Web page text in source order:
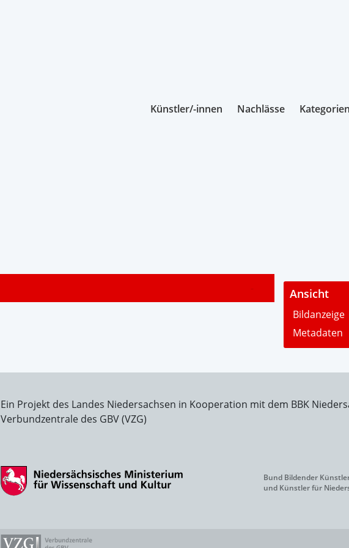
Künstler/-innen Nachlässe Kategorien
- Ansicht
Bildanzeige
Metadaten
Ein Projekt des Landes Niedersachsen in Kooperation mit dem BBK
Verbundzentrale des GBV (VZG)
Bund Bildender
und Künstler für